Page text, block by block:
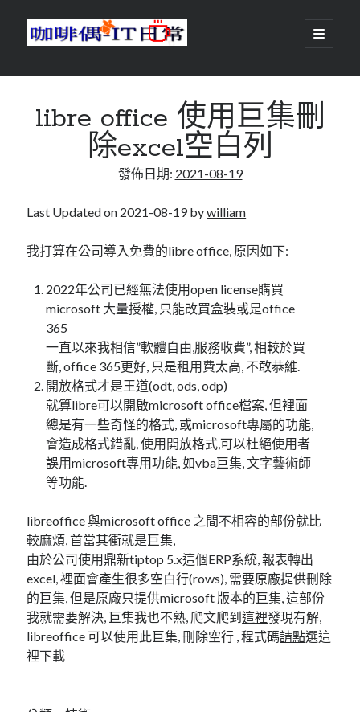
咖
偶-
常
開
啟
資
欄
搜尋
android backup centos
firewall git Github guacamole
httpd
LetsEncrypt linux LinuxMint
lubuntu MacOS mail mariadb
microsoft mysql nextcloud
outlook podman postfix pve
spam ubuntu
vpn windows wordpress
一個人的武林 品質管理系統 單車
分類
libre office 使用巨集刪
除excel空白列
發佈日期: 2021-08-19
Last Updated on 2021-08-19 bywilliam
我打算在公司導入免費的libre office, 原因如下:
2022年公司已經無法使用open license購買
microsoft 大量授權, 只能改買盒裝或是office
365
一直以來我相信”軟體自由,服務收費”, 相較於買
斷, office 365更好, 只是租用費太高, 不敢恭維.
開放格式才是王道(odt, ods, odp)
就算libre可以開啟microsoft office檔案, 但裡面
總是有一些奇怪的格式, 或microsoft專屬的功能,
會造成格式錯亂, 使用開放格式,可以杜絕使用者
誤用microsoft專用功能, 如vba巨集, 文字藝術師
等功能.
libreoffice 與microsoft office 之間不相容的部份就比
較麻煩, 首當其衝就是巨集,
由於公司使用鼎新tiptop 5.x這個ERP系統, 報表轉出
excel, 裡面會產生很多空白行(rows), 需要原廠提供刪除
的巨集, 但是原廠只提供microsoft 版本的巨集, 這部份
我就需要解決, 巨集我也不熟, 爬文爬到這裡發現有解,
libreoffice 可以使用此巨集, 刪除空行 , 程式碼請點選這
裡下載